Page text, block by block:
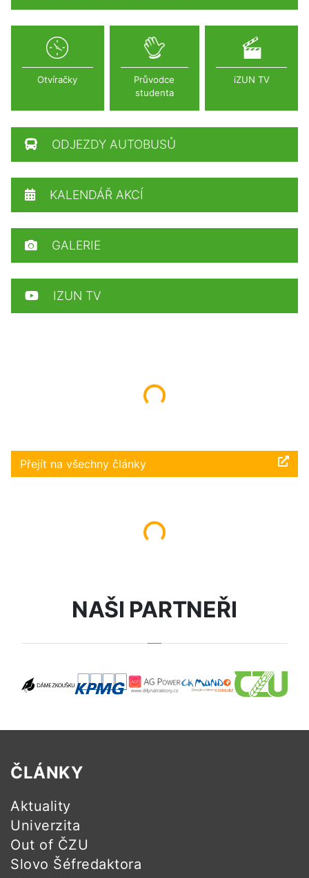
Načítám...
Přejít na všechny články
Načítám...
Otvíračky
Průvodce
studenta
iZUN TV
ODJEZDY AUTOBUSŮ
KALENDÁŘ AKCÍ
GALERIE
IZUN TV
NAŠI PARTNEŘI
ČLÁNKY
Aktuality
Univerzita
Out of ČZU
Slovo Šéfredaktora